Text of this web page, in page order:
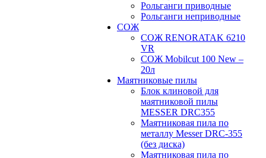
Рольганги приводные
Рольганги неприводные
СОЖ
СОЖ RENORATAK 6210
VR
СОЖ Mobilcut 100 New –
20л
Маятниковые пилы
Блок клиновой для
маятниковой пилы
MESSER DRC355
Маятниковая пила по
металлу Messer DRC-355
(без диска)
Маятниковая пила по